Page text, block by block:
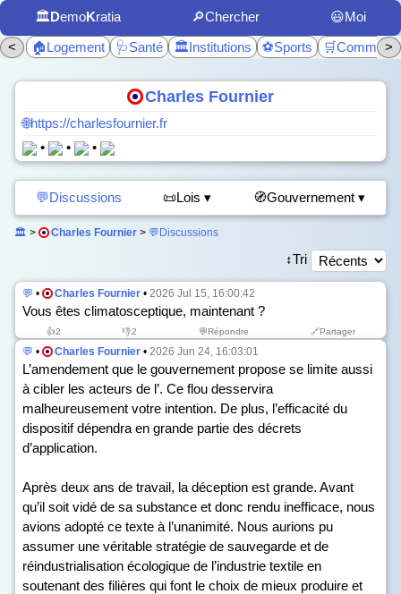
🏛️DemoKratia 🔎Chercher
😃Moi
<
🏠Logement 🩺Santé 🏛️Institutions ⚽Sports >
Charles Fournier
🌐https://charlesfournier.fr
•
• •
💬Discussions 📜Lois ▾ 🧭Gouvernement ▾
🏛️ > Charles Fournier > 💬Discussions
↕️Tri
💬 • Charles Fournier • 2026 Jul 15, 16:00:42
Vous êtes climatosceptique, maintenant ?
👍2 👎2 💬Répondre 🔗Partager
💬 • Charles Fournier • 2026 Jun 24, 16:03:01
L’amendement que le gouvernement propose se limite aussi
à cibler les acteurs de l’. Ce flou desservira
malheureusement votre intention. De plus, l’efficacité du
dispositif dépendra en grande partie des décrets
d’application.
Après deux ans de travail, la déception est grande. Avant
qu’il soit vidé de sa substance et donc rendu inefficace, nous
avions adopté ce texte à l’unanimité. Nous aurions pu
assumer une véritable stratégie de sauvegarde et de
réindustrialisation écologique de l’industrie textile en
soutenant des filières qui font le choix de mieux produire et